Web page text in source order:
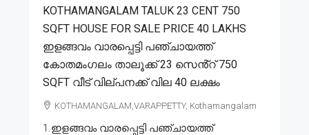
KOTHAMANGALAM TALUK 23 CENT 750
SQFT HOUSE FOR SALE PRICE 40 LAKHS
ഇളങ്ങവം വാരപ്പെട്ടി പഞ്ചായത്ത്
കോതമംഗലം താലൂക്ക് 23 സെൻ്റ് 750
SQFT വീട് വില്പനക്ക് വില 40 ലക്ഷം
KOTHAMANGALAM,VARAPPETTY, Kothamangalam
1.ഇളങ്ങവം വാരപ്പെട്ടി പഞ്ചായത്ത്